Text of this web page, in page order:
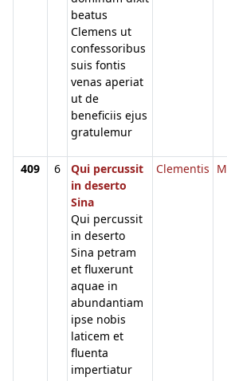
beatus
Clemens ut
confessoribus
suis fontis
venas aperiat
ut de
beneficiis ejus
gratulemur
409 6
Qui percussit
in deserto
Sina
Qui percussit
in deserto
Sina petram
et fluxerunt
aquae in
abundantiam
ipse nobis
laticem et
fluenta
impertiatur
Clementis M